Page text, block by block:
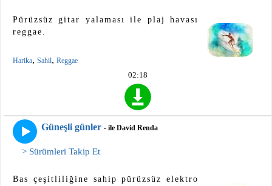
Pürüzsüz gitar yalaması ile plaj havası
reggae.
Harika, Sahil, Reggae
02:18
Güneşli günler - ile David Renda
> Sürümleri Takip Et
Bas çeşitliliğine sahip pürüzsüz elektro